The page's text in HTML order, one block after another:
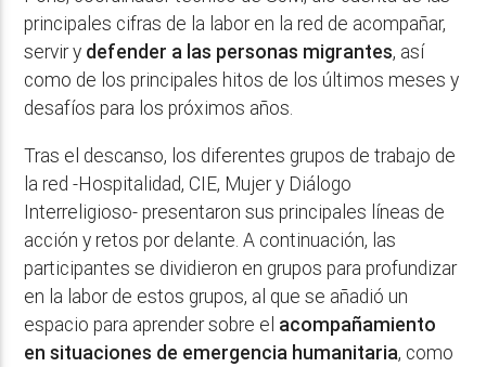
principales cifras de la labor en la red de acompañar,
servir y defender a las personas migrantes, así
como de los principales hitos de los últimos meses y
desafíos para los próximos años.
Tras el descanso, los diferentes grupos de trabajo de
la red -Hospitalidad, CIE, Mujer y Diálogo
Interreligioso- presentaron sus principales líneas de
acción y retos por delante. A continuación, las
participantes se dividieron en grupos para profundizar
en la labor de estos grupos, al que se añadió un
espacio para aprender sobre el acompañamiento
en situaciones de emergencia humanitaria, como